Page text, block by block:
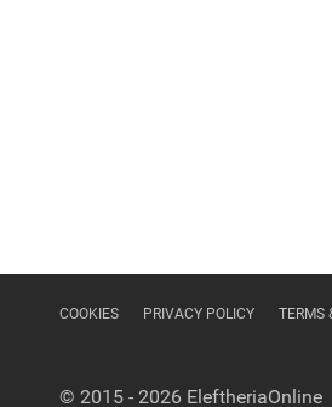
COOKIES PRIVACY POLICY TERMS
© 2015 - 2026 EleftheriaOnline